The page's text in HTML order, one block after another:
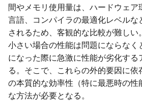
間やメモリ使用量は、ハードウェ
言語、コンパイラの最適化レベルな
されるため、客観的な比較が難し
小さい場合の性能は問題にならなく
になった際に急激に性能が劣化する
る。そこで、これらの外的要因に依
の本質的な効率性（特に最悪時の性
な方法が必要となる。